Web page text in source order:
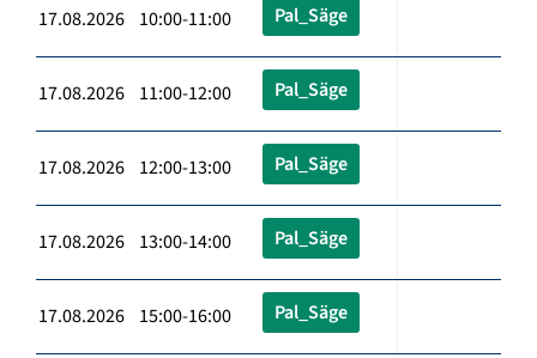
17.08.2026 10:00-11:00 Pal_Säge
17.08.2026 11:00-12:00 Pal_Säge
17.08.2026 12:00-13:00 Pal_Säge
17.08.2026 13:00-14:00 Pal_Säge
17.08.2026 15:00-16:00 Pal_Säge